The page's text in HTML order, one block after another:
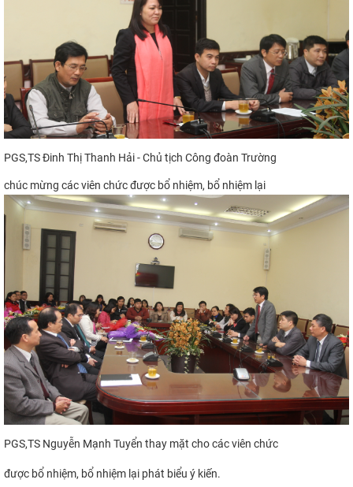
PGS,TS Đinh Thị Thanh Hải - Chủ tịch Công đoàn Trường
chúc mừng các viên chức được bổ nhiệm, bổ nhiệm lại
​PGS,TS Nguyễn Mạnh Tuyển thay mặt cho các viên chức
được bổ nhiệm, bổ nhiệm lại phát biểu ý kiến.